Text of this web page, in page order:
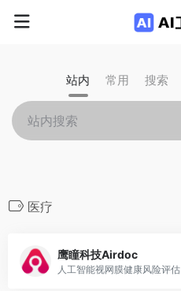
站内 常用 搜索
医疗
鹰瞳科技Airdoc
人工智能视网膜健康风险评估